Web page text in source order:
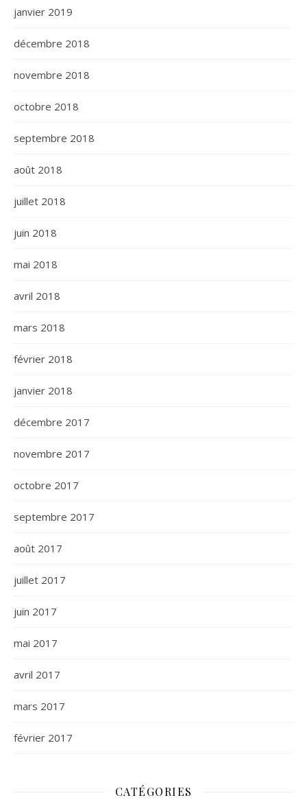
janvier 2019
décembre 2018
novembre 2018
octobre 2018
septembre 2018
août 2018
juillet 2018
juin 2018
mai 2018
avril 2018
mars 2018
février 2018
janvier 2018
décembre 2017
novembre 2017
octobre 2017
septembre 2017
août 2017
juillet 2017
juin 2017
mai 2017
avril 2017
mars 2017
février 2017
CATÉGORIES